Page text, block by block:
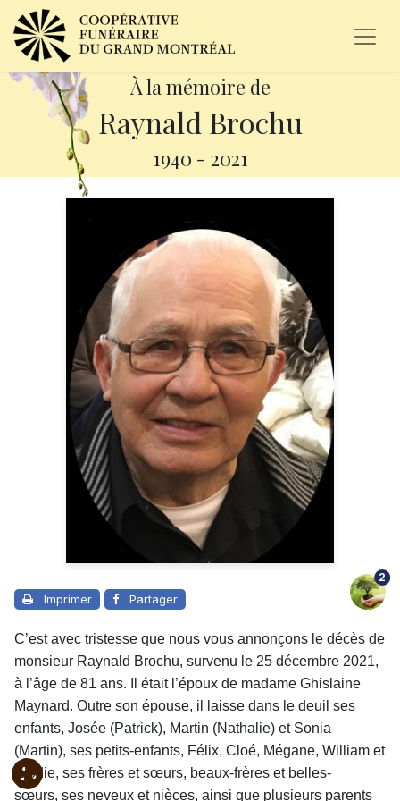
À la mémoire de
Raynald Brochu
1940 - 2021
Imprimer Partager
2
C’est avec tristesse que nous vous annonçons le décès de
monsieur Raynald Brochu, survenu le 25 décembre 2021,
à l’âge de 81 ans. Il était l’époux de madame Ghislaine
Maynard. Outre son épouse, il laisse dans le deuil ses
enfants, Josée (Patrick), Martin (Nathalie) et Sonia
(Martin), ses petits-enfants, Félix, Cloé, Mégane, William et
Élodie, ses frères et sœurs, beaux-frères et belles-
sœurs, ses neveux et nièces, ainsi que plusieurs parents